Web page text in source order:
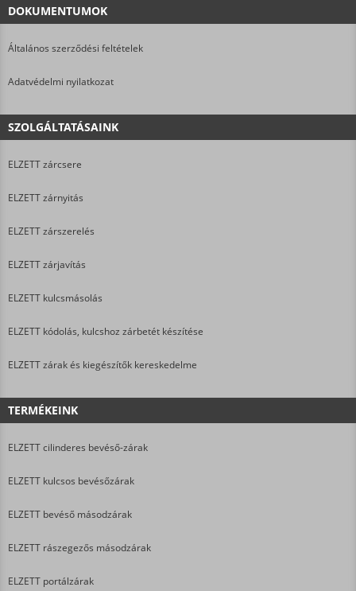
DOKUMENTUMOK
Általános szerződési feltételek
Adatvédelmi nyilatkozat
SZOLGÁLTATÁSAINK
ELZETT zárcsere
ELZETT zárnyitás
ELZETT zárszerelés
ELZETT zárjavítás
ELZETT kulcsmásolás
ELZETT kódolás, kulcshoz zárbetét készítése
ELZETT zárak és kiegészítők kereskedelme
TERMÉKEINK
ELZETT cilinderes bevéső-zárak
ELZETT kulcsos bevésőzárak
ELZETT bevéső másodzárak
ELZETT rászegezős másodzárak
ELZETT portálzárak